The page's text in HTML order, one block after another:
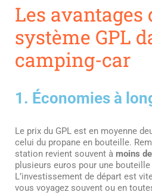
Les avantages
système GPL
camping-car
1. Économies à
Le prix du GPL est en moyenne
celui du propane en bouteille.
station revient souvent à moins
plusieurs euros pour une
L’investissement de départ est
vous voyagez souvent ou en